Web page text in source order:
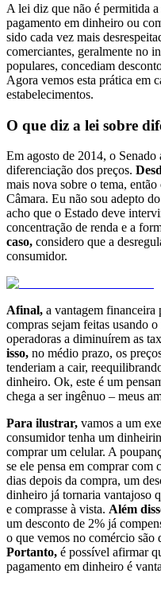
A lei diz que não é permitida
pagamento em dinheiro ou
sido cada vez mais
comerciantes, geralmente no
populares, concediam
Agora vemos esta prática em
estabelecimentos.
O que diz a lei sobre
Em agosto de 2014, o
diferenciação dos preços.
mais nova sobre o tema,
Câmara. Eu não sou adepto
acho que o Estado deve
concentração de renda e a
caso, considero que a
consumidor.
Afinal, a vantagem financeira
compras sejam feitas usando
operadoras a diminuírem as
isso, no médio prazo, os
tenderiam a cair,
dinheiro. Ok, este é um
chega a ser ingênuo – meus
Para ilustrar, vamos a um
consumidor tenha um
comprar um celular. A
se ele pensa em comprar com
dias depois da compra, um
dinheiro já tornaria vantajoso
e comprasse à vista. Além
um desconto de 2% já
o que vemos no comércio são
Portanto, é possível afirmar
pagamento em dinheiro é